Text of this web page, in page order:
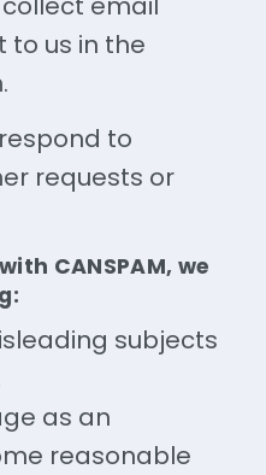
to us in the
to
requests or
CANSPAM, we
subjects
as an
reasonable